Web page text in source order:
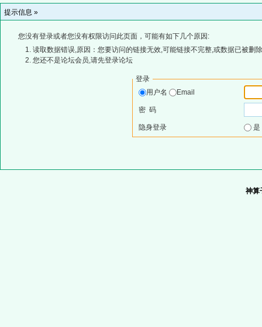
提示信息 »
您没有登录或者您没有权限访问此页面，可能有如下几个原因:
读取数据错误,原因：您要访问的链接无效,可能链接不完整,或数据已被删
您还不是论坛会员,请先登录论坛
登录
用户名
Email
密 码
隐身登录
神算